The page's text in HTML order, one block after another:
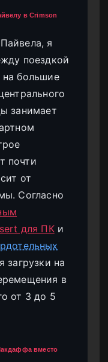
в Crimson
я
поездкой
на большие
занимает
почти
от
Согласно
для ПКи
загрузки на
в
от 3 до 5
вместо